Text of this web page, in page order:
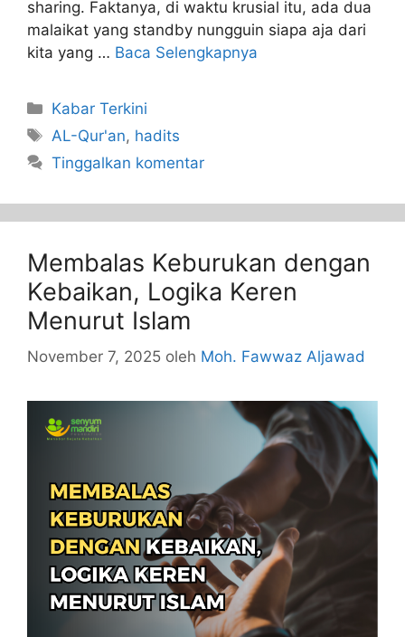
sharing. Faktanya, di waktu krusial itu, ada dua
malaikat yang standby nungguin siapa aja dari
kita yang … Baca Selengkapnya
Kabar Terkini
AL-Qur'an, hadits
Tinggalkan komentar
Membalas Keburukan dengan
Kebaikan, Logika Keren
Menurut Islam
November 7, 2025 oleh Moh. Fawwaz Aljawad